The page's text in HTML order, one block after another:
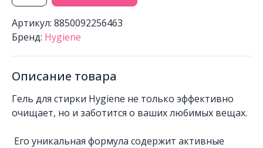
Артикул: 8850092256463
Бренд: Hygiene
Описание товара
Гель для стирки Hygiene не только эффективно
очищает, но и заботится о ваших любимых вещах.
Его уникальная формула содержит активные